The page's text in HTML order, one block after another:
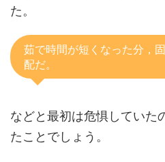
た。
茹で時間が短くなった分，
配だ。
などと最初は危惧していた
たことでしょう。